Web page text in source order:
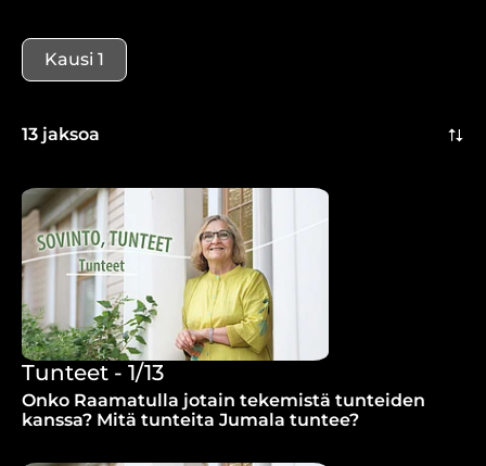
Kausi 1
13 jaksoa
Tunteet - 1/13
Onko Raamatulla jotain tekemistä tunteiden
kanssa? Mitä tunteita Jumala tuntee?